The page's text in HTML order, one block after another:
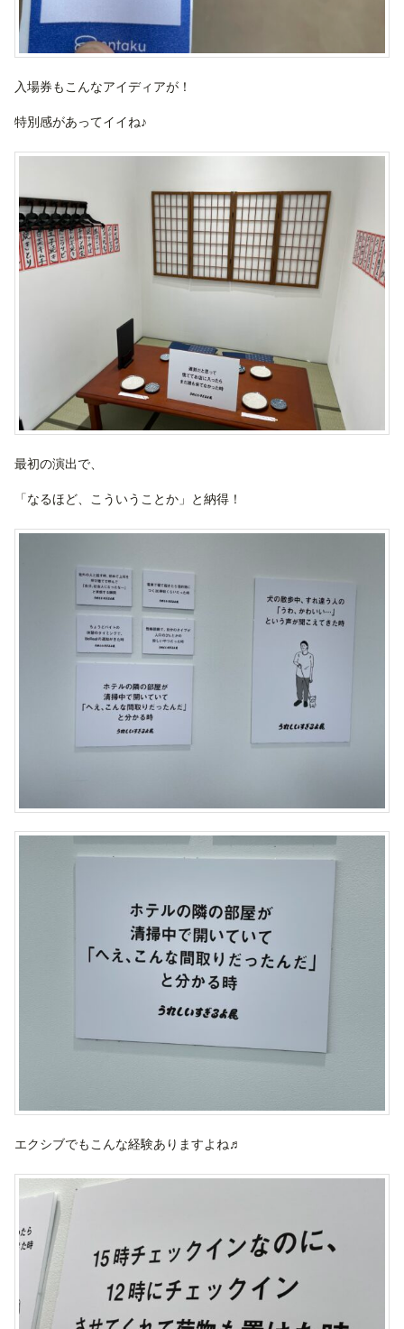
入場券もこんなアイディアが！
特別感があってイイね♪
最初の演出で、
「なるほど、こういうことか」と納得！
エクシブでもこんな経験ありますよね♬